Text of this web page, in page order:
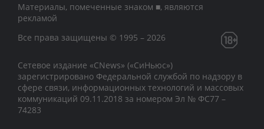
Материалы, помеченные знаком ■, являются
рекламой
Все права защищены © 1995 – 2026
Сетевое издание «CNews» («СиНьюс»)
зарегистрировано Федеральной службой по надзору в
сфере связи, информационных технологий и массовых
коммуникаций 09.11.2018 за номером Эл № ФС77 –
74283